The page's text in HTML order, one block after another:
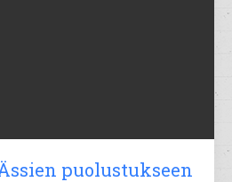
puolustukseen